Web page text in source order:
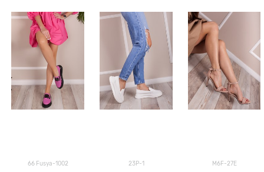
66 Fusya-1002 23P-1 M6F-27E